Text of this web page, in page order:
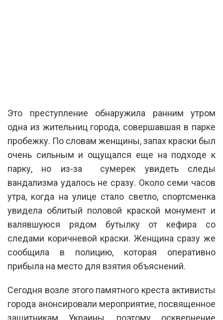
Это преступление обнаружила ранним утром
одна из жительниц города, совершавшая в парке
пробежку. По словам женщины, запах краски был
очень сильным и ощущался еще на подходе к
парку, но из-за сумерек увидеть следы
вандализма удалось не сразу. Около семи часов
утра, когда на улице стало светло, спортсменка
увидела облитый половой краской монумент и
валявшуюся рядом бутылку от кефира со
следами коричневой краски. Женщина сразу же
сообщила в полицию, которая оперативно
прибыла на место для взятия объяснений.
Сегодня возле этого памятного креста активисты
города анонсировали мероприятие, посвященное
защитникам Украины, поэтому осквернение